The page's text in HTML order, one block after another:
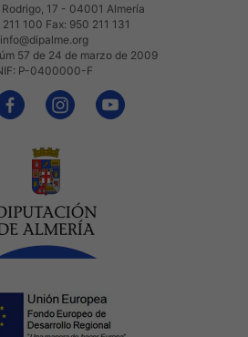
17 - 04001 Almería
100 Fax: 950 211 131
info@dipalme.org
57 de 24 de marzo de 2009
P-0400000-F